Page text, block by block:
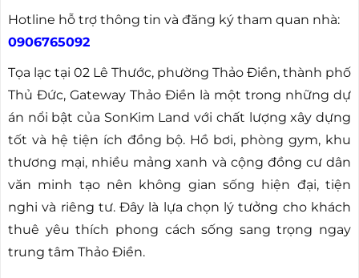
Hotline hỗ trợ thông tin và đăng ký tham quan nhà:
0906765092
Tọa lạc tại 02 Lê Thước, phường Thảo Điền, thành phố
Thủ Đức, Gateway Thảo Điền là một trong những dự
án nổi bật của SonKim Land với chất lượng xây dựng
tốt và hệ tiện ích đồng bộ. Hồ bơi, phòng gym, khu
thương mại, nhiều mảng xanh và cộng đồng cư dân
văn minh tạo nên không gian sống hiện đại, tiện
nghi và riêng tư. Đây là lựa chọn lý tưởng cho khách
thuê yêu thích phong cách sống sang trọng ngay
trung tâm Thảo Điền.